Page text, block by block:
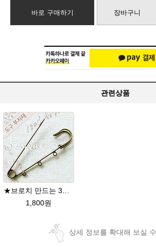
바로 구매하기 장바구니
관련상품
1,800원
상세 정보를 확대해 보실